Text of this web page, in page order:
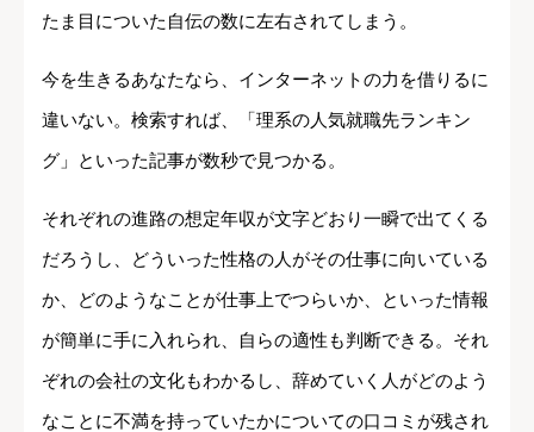
たま目についた自伝の数に左右されてしまう。
今を生きるあなたなら、インターネットの力を借りるに
違いない。検索すれば、「理系の人気就職先ランキン
グ」といった記事が数秒で見つかる。
それぞれの進路の想定年収が文字どおり一瞬で出てくる
だろうし、どういった性格の人がその仕事に向いている
か、どのようなことが仕事上でつらいか、といった情報
が簡単に手に入れられ、自らの適性も判断できる。それ
ぞれの会社の文化もわかるし、辞めていく人がどのよう
なことに不満を持っていたかについての口コミが残され